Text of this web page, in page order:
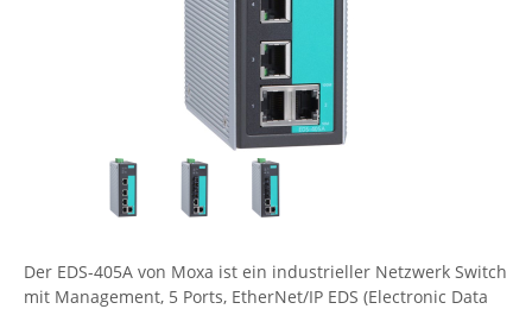
IP, WLAN & GSM Sensorik
IoT - Internet of Things
IPC, Industrielle Netzwerktechnik & WLAN
Industrielle Netzwerktechnik / Kommunikation
Industrielle Computer
Wi-Fi - WLAN - Wireless
Serverräume
RMA / Rücksendung / Support
Contemporary Controls
Fokus Technologies
Der EDS-405A von Moxa ist ein industrieller Netzwerk Switch
mit Management, 5 Ports, EtherNet/IP EDS (Electronic Data